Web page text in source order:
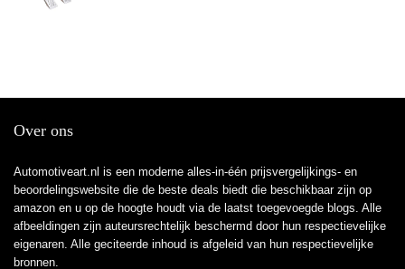
Over ons
Automotiveart.nl is een moderne alles-in-één prijsvergelijkings- en
beoordelingswebsite die de beste deals biedt die beschikbaar zijn op
amazon en u op de hoogte houdt via de laatst toegevoegde blogs. Alle
afbeeldingen zijn auteursrechtelijk beschermd door hun respectievelijke
eigenaren. Alle geciteerde inhoud is afgeleid van hun respectievelijke
bronnen.